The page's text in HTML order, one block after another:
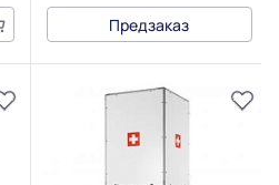
Предзаказ